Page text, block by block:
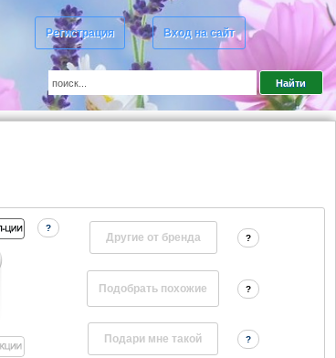
Регистрация Вход на сайт
?
Другие от бренда ?
?
?